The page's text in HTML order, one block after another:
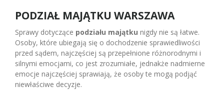
PODZIAŁ MAJĄTKU WARSZAWA
Sprawy dotyczące podziału majątku nigdy nie są łatwe.
Osoby, które ubiegają się o dochodzenie sprawiedliwości
przed sądem, najczęściej są przepełnione różnorodnymi i
silnymi emocjami, co jest zrozumiałe, jednakże nadmierne
emocje najczęściej sprawiają, że osoby te mogą podjąć
niewłaściwe decyzje.